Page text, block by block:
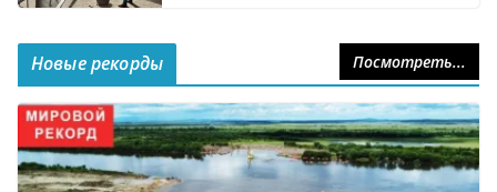
Новые рекорды Посмотреть...